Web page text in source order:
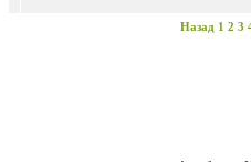
Назад 1 2 3